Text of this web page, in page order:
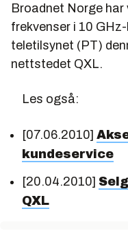
Broadnet Norge har
frekvenser i 10
teletilsynet (PT)
nettstedet QXL.
Les også:
[07.06.2010]
kundeservice
[20.04.2010]
QXL